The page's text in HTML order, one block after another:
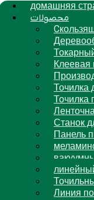
домашняя
محصولات
Клеевая
Точилка
Точилка
Станок
Панель
Линия